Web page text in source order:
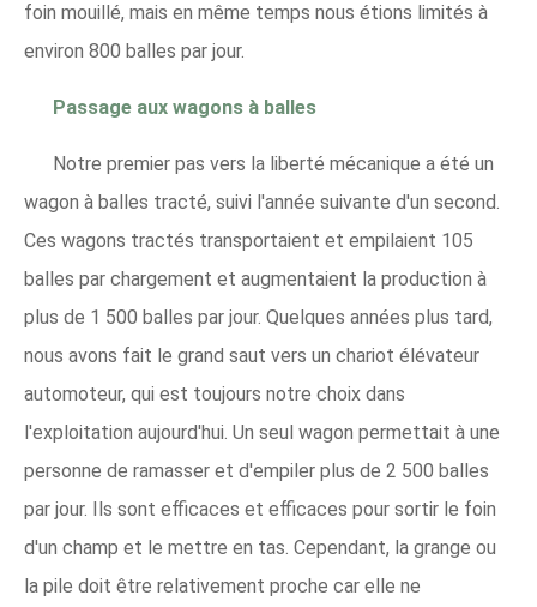
foin mouillé, mais en même temps nous étions limités à
environ 800 balles par jour.
Passage aux wagons à balles
Notre premier pas vers la liberté mécanique a été un
wagon à balles tracté, suivi l'année suivante d'un second.
Ces wagons tractés transportaient et empilaient 105
balles par chargement et augmentaient la production à
plus de 1 500 balles par jour. Quelques années plus tard,
nous avons fait le grand saut vers un chariot élévateur
automoteur, qui est toujours notre choix dans
l'exploitation aujourd'hui. Un seul wagon permettait à une
personne de ramasser et d'empiler plus de 2 500 balles
par jour. Ils sont efficaces et efficaces pour sortir le foin
d'un champ et le mettre en tas. Cependant, la grange ou
la pile doit être relativement proche car elle ne